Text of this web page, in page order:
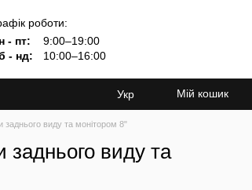
роботи:
- пт:
9:00–19:00
- нд:
10:00–16:00
Укр Мій кошик
виду та монітором 8"
виду та